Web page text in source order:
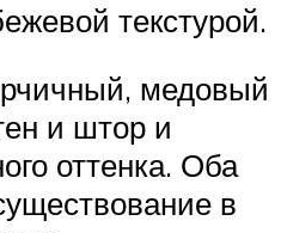
текстурой.
медовый
и штор и
оттенка. Оба
в